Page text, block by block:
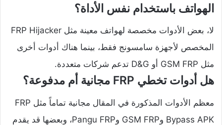
الهواتف باستخدام نفس الأداة؟
لا، بعض الأدوات مخصصة لهواتف معينة مثل FRP Hijacker
المخصص لأجهزة سامسونج فقط، بينما هناك أدوات أخرى
مثل GSM FRP أو D&G تدعم شركات متعددة.
هل أدوات تخطي FRP مجانية أم مدفوعة؟
معظم الأدوات المذكورة في المقال مجانية تماماً مثل FRP
Bypass APK وGSM FRP وPangu FRP، وبعضها قد يقدم